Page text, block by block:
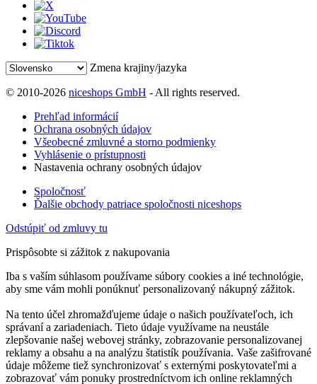
Zmena krajiny/jazyka
© 2010-2026 niceshops GmbH - All rights reserved.
Prehľad informácií
Ochrana osobných údajov
Všeobecné zmluvné a storno podmienky
Vyhlásenie o prístupnosti
Nastavenia ochrany osobných údajov
Spoločnosť
Ďalšie obchody patriace spoločnosti niceshops
Odstúpiť od zmluvy tu
Prispôsobte si zážitok z nakupovania
Iba s vaším súhlasom používame súbory cookies a iné technológie,
aby sme vám mohli ponúknuť personalizovaný nákupný zážitok.
Na tento účel zhromažďujeme údaje o našich používateľoch, ich
správaní a zariadeniach. Tieto údaje využívame na neustále
zlepšovanie našej webovej stránky, zobrazovanie personalizovanej
reklamy a obsahu a na analýzu štatistík používania. Vaše zašifrované
údaje môžeme tiež synchronizovať s externými poskytovateľmi a
zobrazovať vám ponuky prostredníctvom ich online reklamných